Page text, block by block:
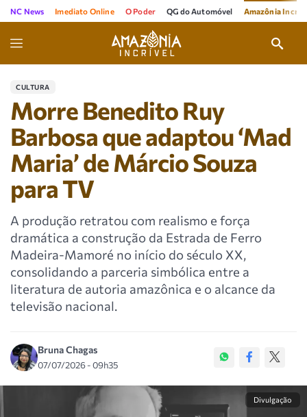
NC News Imediato Online O Poder QG do Automóvel Amazônia
CULTURA
Morre Benedito Ruy
Barbosa que adaptou ‘Mad
Maria’ de Márcio Souza
para TV
A produção retratou com realismo e força
dramática a construção da Estrada de Ferro
Madeira-Mamoré no início do século XX,
consolidando a parceria simbólica entre a
literatura de autoria amazônica e o alcance da
televisão nacional.
Bruna Chagas
07/07/2026 - 09h35
Divulgação